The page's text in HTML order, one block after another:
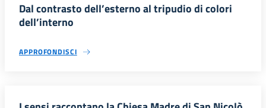
Dal contrasto dell’esterno al tripudio di colori
dell’interno
APPROFONDISCI